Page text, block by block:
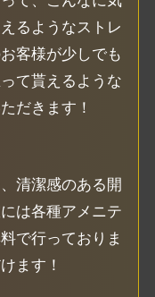
るようなストレ
客様が少しでも
て貰えるような
だきます！
清潔感のある開
は各種アメニテ
で行っておりま
ます！